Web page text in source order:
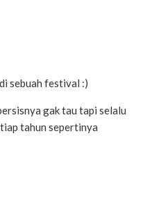
sebuah festival :)
gak tau tapi selalu
tahun sepertinya